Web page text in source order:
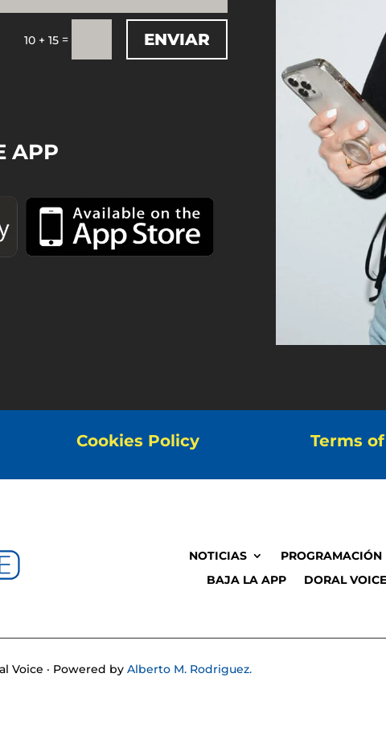
10 + 15 = ENVIAR
APP
Cookies Policy Terms
NOTICIAS PROGRAMACIÓN
BAJA LA APP
DORAL
Voice · Powered byAlberto M. Rodriguez.